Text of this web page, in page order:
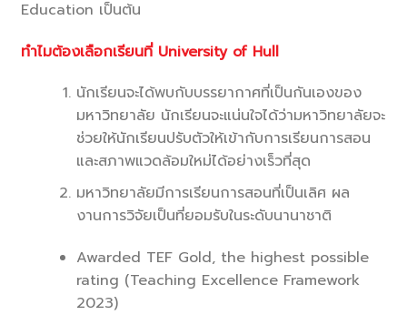
Education เป็นต้น
ทำไมต้องเลือกเรียนที่ University of Hull
นักเรียนจะได้พบกับบรรยากาศที่เป็นกันเองของ
มหาวิทยาลัย นักเรียนจะแน่นใจได้ว่ามหาวิทยาลัยจะ
ช่วยให้นักเรียนปรับตัวให้เข้ากับการเรียนการสอน
และสภาพแวดล้อมใหม่ได้อย่างเร็วที่สุด
มหาวิทยาลัยมีการเรียนการสอนที่เป็นเลิศ ผล
งานการวิจัยเป็นที่ยอมรับในระดับนานาชาติ
Awarded TEF Gold, the highest possible
rating (Teaching Excellence Framework
2023)